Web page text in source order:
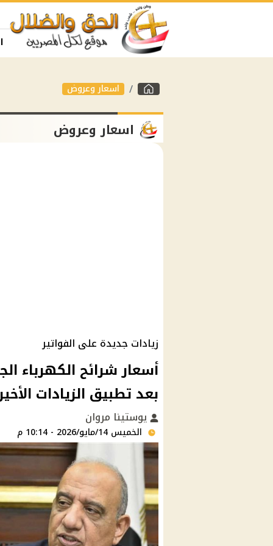
اسعار وعروض
اسعار وعروض
زيادات جديدة على الفواتير
بعد تطبيق الزيادات
يوستينا مروان
الخميس 14/مايو/2026 - 10:14 م